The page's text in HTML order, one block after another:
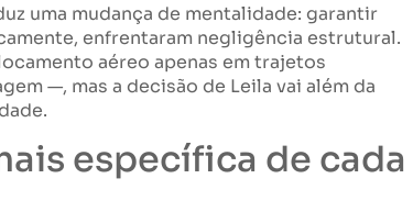
uma mudança de mentalidade: garantir
enfrentaram negligência estrutural.
aéreo apenas em trajetos
—, mas a decisão de Leila vai além da
específica de cada